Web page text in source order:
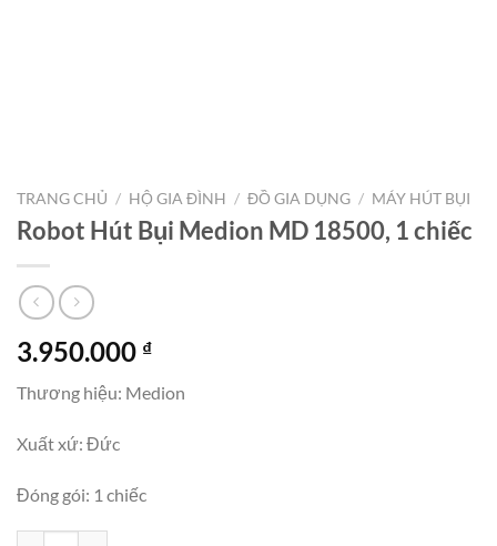
TRANG CHỦ / HỘ GIA ĐÌNH / ĐỒ GIA DỤNG / MÁY HÚT BỤI
Robot Hút Bụi Medion MD 18500, 1 chiếc
3.950.000 ₫
Thương hiệu: Medion
Xuất xứ: Đức
Đóng gói: 1 chiếc